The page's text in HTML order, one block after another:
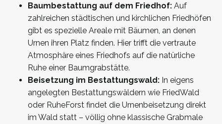
Baumbestattung auf dem Friedhof: Auf
zahlreichen städtischen und kirchlichen Friedhöfen
gibt es spezielle Areale mit Bäumen, an denen
Urnen ihren Platz finden. Hier trifft die vertraute
Atmosphäre eines Friedhofs auf die natürliche
Ruhe einer Baumgrabstätte.
Beisetzung im Bestattungswald: In eigens
angelegten Bestattungswäldern wie FriedWald
oder RuheForst findet die Urnenbeisetzung direkt
im Wald statt – völlig ohne klassische Grabmale